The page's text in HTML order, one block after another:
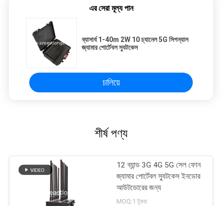
এর সেরা মূল্য পান
ব্যাসার্ধ 1-40m 2W 10 চ্যানেল 5G সিগন্যাল
জ্যামার পোর্টেবল স্যুটকেস
চালিয়ে
শীর্ষ পণ্য
12 ব্যান্ড 3G 4G 5G সেল ফোন
জ্যামার পোর্টেবল স্যুটকেস ইনডোর
আউটডোরের জন্য
MOQ:1 টুকরা